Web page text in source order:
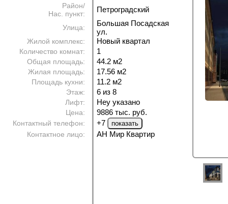
Район/
Нас. пункт:
Петроградский
Улица:
Большая Посадская
ул.
Жилой комплекс: Новый квартал
Количество комнат: 1
Общая площадь: 44.2 м2
Жилая площадь: 17.56 м2
Площадь кухни: 11.2 м2
Этаж: 6 из 8
Лифт: Неу указано
Цена: 9886 тыс. руб.
Контактный телефон: +7
Контактное лицо: АН Мир Квартир